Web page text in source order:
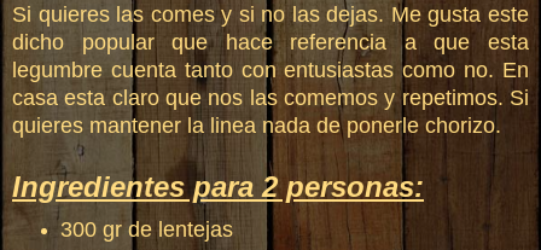
Si quieres las comes y si no las dejas. Me gusta este
dicho popular que hace referencia a que esta
legumbre cuenta tanto con entusiastas como no. En
casa esta claro que nos las comemos y repetimos. Si
quieres mantener la linea nada de ponerle chorizo.
Ingredientes para 2 personas:
300 gr de lentejas